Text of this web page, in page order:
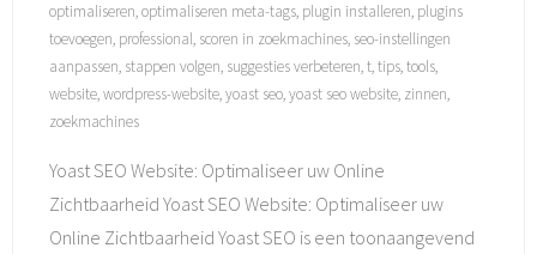
optimaliseren,optimaliseren meta-tags, plugin installeren, plugins
toevoegen, professional, scoren in zoekmachines, seo-instellingen
aanpassen, stappen volgen, suggesties verbeteren,t,tips,tools,
website,wordpress-website,yoast seo,yoast seo website, zinnen,
zoekmachines
Yoast SEO Website: Optimaliseer uw Online
Zichtbaarheid Yoast SEO Website: Optimaliseer uw
Online Zichtbaarheid Yoast SEO is een toonaangevend